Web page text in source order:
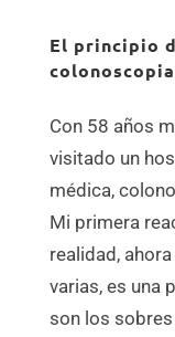
El principio
colonoscopia
Con 58 años
visitado un
médica,
Mi primera
realidad,
varias, es una
son los